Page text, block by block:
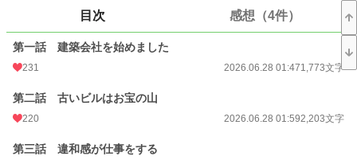
しかし、この建築スキルには本人すら知らない、とんでもない「おまけ」があり
ました。それは、建てる以上に恐ろしい解体の力。古いビルも巨大な橋も、さら
には常識では壊せないものまで一瞬で消し去ってしまう規格外の能力だったので
す。
平穏なスローライフを望む健太郎ですが、今日もまた「ちょっと建ててくださ
い」「少し壊してください」という依頼が、世界を巻き込む大事件へと発展して
いくのでした。
目次 感想（4件）
第一話 建築会社を始めました
231 2026.06.28 01:471,773文字
第二話 古いビルはお宝の山
220 2026.06.28 01:592,203文字
第三話 違和感が仕事をする